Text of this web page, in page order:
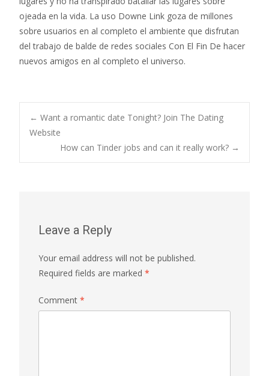
ojeada en la vida. La uso Downe Link goza de millones
sobre usuarios en al completo el ambiente que disfrutan
del trabajo de balde de redes sociales Con El Fin De hacer
nuevos amigos en al completo el universo.
Post
navigation
← Want a romantic date Tonight? Join The Dating
Website
How can Tinder jobs and can it really work? →
Leave a Reply
Your email address will not be published.
Required fields are marked *
Comment *